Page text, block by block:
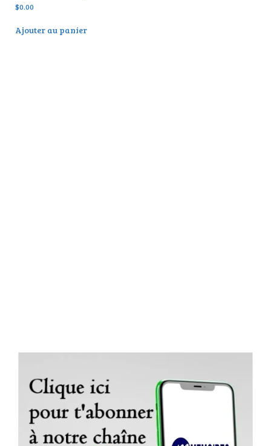
$0.00
Ajouter au panier